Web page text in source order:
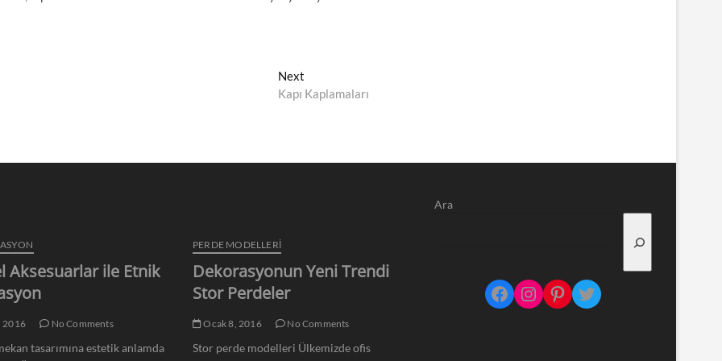
Next
post:
Kapı Kaplamaları
Aksesuarlar ile Etnik
2016 No Comments
tasarımına estetik anlamda
PERDE MODELLERI
Dekorasyonun Yeni Trendi
Stor Perdeler
Ocak 8, 2016 No Comments
Stor perde modelleri Ülkemizde ofis
Ara
Facebook
Instagram
Pinterest
Twitter